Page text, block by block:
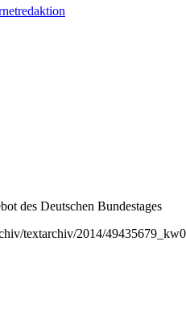
des Deutschen Bundestages
textarchiv/2014/